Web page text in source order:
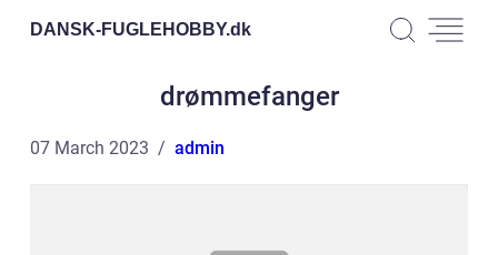
DANSK-FUGLEHOBBY.dk
drømmefanger
07 March 2023 admin